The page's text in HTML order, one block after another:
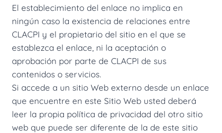
El establecimiento del enlace no implica en
ningún caso la existencia de relaciones entre
CLACPI y el propietario del sitio en el que se
establezca el enlace, ni la aceptación o
aprobación por parte de CLACPI de sus
contenidos o servicios.
Si accede a un sitio Web externo desde un enlace
que encuentre en este Sitio Web usted deberá
leer la propia política de privacidad del otro sitio
web que puede ser diferente de la de este sitio